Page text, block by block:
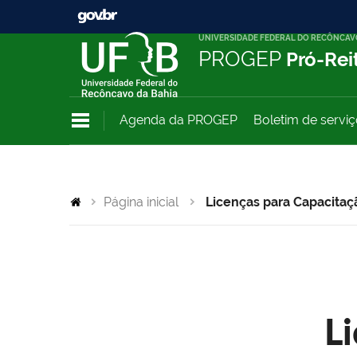
UNIVERSIDADE FEDERAL DO
PROGEP Pró-
Agenda da PROGEP Boletim de
Página inicial Licenças para